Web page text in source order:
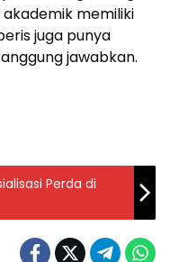
memiliki
juga punya
jawabkan.
Perda di